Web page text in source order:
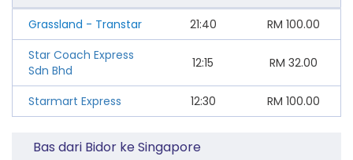
Grassland - Transtar 21:40 RM 100.00
Star Coach Express
Sdn Bhd
12:15 RM 32.00
Starmart Express 12:30 RM 100.00
Bas dari Bidor ke Singapore